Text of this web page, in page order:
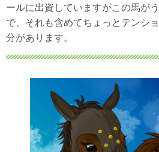
ールに出資していますがこの馬が
で、それも含めてちょっとテンシ
分があります。